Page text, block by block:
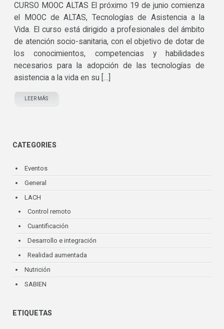
CONTACTA
CURSO MOOC ALTAS El próximo 19 de junio comienza
el MOOC de ALTAS, Tecnologías de Asistencia a la
Vida. El curso está dirigido a profesionales del ámbito
de atención socio-sanitaria, con el objetivo de dotar de
los conocimientos, competencias y habilidades
necesarios para la adopción de las tecnologías de
asistencia a la vida en su […]
LEER MÁS
CATEGORIES
Eventos
General
LACH
Control remoto
Cuantificación
Desarrollo e integración
Realidad aumentada
Nutrición
SABIEN
ETIQUETAS